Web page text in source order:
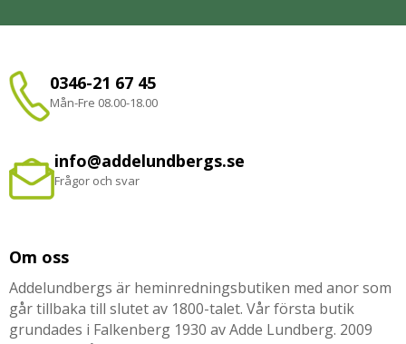
0346-21 67 45
Mån-Fre 08.00-18.00
info@addelundbergs.se
Frågor och svar
Om oss
Addelundbergs är heminredningsbutiken med anor som
går tillbaka till slutet av 1800-talet. Vår första butik
grundades i Falkenberg 1930 av Adde Lundberg. 2009